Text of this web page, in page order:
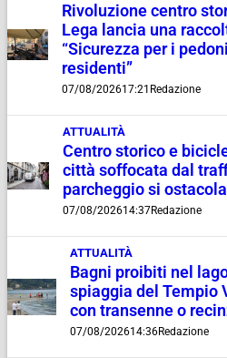
Rivoluzione centro
Lega lancia una
“Sicurezza per i
residenti”
07/08/202617:21 Redazione
ATTUALITÀ
Centro storico e
città soffocata dal
parcheggio si
07/08/202614:37Redazione
ATTUALITÀ
Bagni proibiti nel
spiaggia del Tempio
con transenne o
07/08/202614:36Redazione